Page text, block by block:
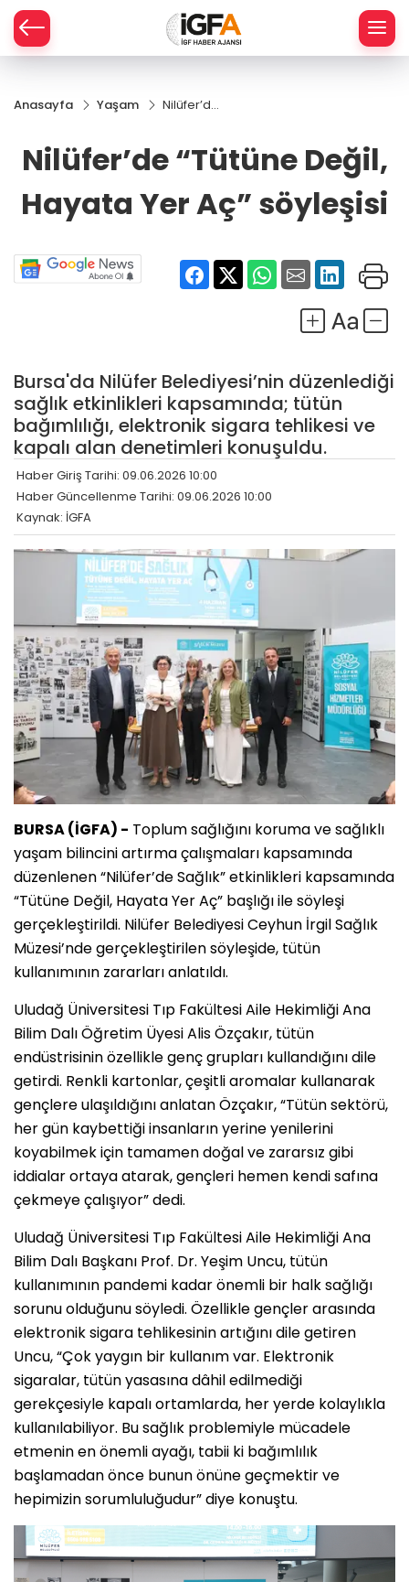
Anasayfa Yaşam
Nilüfer’de
Hayata
söyleşisi
Nilüfer’de “Tütüne Değil,
Hayata Yer Aç” söyleşisi
Bursa'da Nilüfer Belediyesi’nin düzenlediği
sağlık etkinlikleri kapsamında; tütün
bağımlılığı, elektronik sigara tehlikesi ve
kapalı alan denetimleri konuşuldu.
Haber Giriş Tarihi: 09.06.2026 10:00
Haber Güncellenme Tarihi: 09.06.2026 10:00
Kaynak: İGFA
BURSA (İGFA) - Toplum sağlığını koruma ve sağlıklı
yaşam bilincini artırma çalışmaları kapsamında
düzenlenen “Nilüfer’de Sağlık” etkinlikleri kapsamında
“Tütüne Değil, Hayata Yer Aç” başlığı ile söyleşi
gerçekleştirildi. Nilüfer Belediyesi Ceyhun İrgil Sağlık
Müzesi’nde gerçekleştirilen söyleşide, tütün
kullanımının zararları anlatıldı.
Uludağ Üniversitesi Tıp Fakültesi Aile Hekimliği Ana
Bilim Dalı Öğretim Üyesi Alis Özçakır, tütün
endüstrisinin özellikle genç grupları kullandığını dile
getirdi. Renkli kartonlar, çeşitli aromalar kullanarak
gençlere ulaşıldığını anlatan Özçakır, “Tütün sektörü,
her gün kaybettiği insanların yerine yenilerini
koyabilmek için tamamen doğal ve zararsız gibi
iddialar ortaya atarak, gençleri hemen kendi safına
çekmeye çalışıyor” dedi.
Uludağ Üniversitesi Tıp Fakültesi Aile Hekimliği Ana
Bilim Dalı Başkanı Prof. Dr. Yeşim Uncu, tütün
kullanımının pandemi kadar önemli bir halk sağlığı
sorunu olduğunu söyledi. Özellikle gençler arasında
elektronik sigara tehlikesinin artığını dile getiren
Uncu, “Çok yaygın bir kullanım var. Elektronik
sigaralar, tütün yasasına dâhil edilmediği
gerekçesiyle kapalı ortamlarda, her yerde kolaylıkla
kullanılabiliyor. Bu sağlık problemiyle mücadele
etmenin en önemli ayağı, tabii ki bağımlılık
başlamadan önce bunun önüne geçmektir ve
hepimizin sorumluluğudur” diye konuştu.